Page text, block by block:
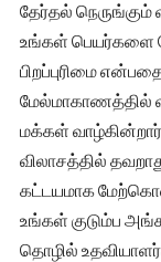
தேர்தல்
உங்கள் பெயர்களை
பிறப்புரிமை
மேல்மாகாணத்தில்
மக்கள்
விலாசத்தில்
கட்டயமாக
உங்கள் குடும்ப
தொழில்